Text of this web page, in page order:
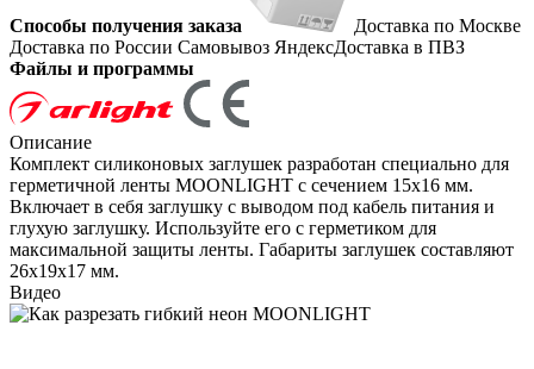
Способы получения заказа
Доставка по Москве
Доставка по России Самовывоз ЯндексДоставка в ПВЗ
Файлы и программы
Описание
Комплект силиконовых заглушек разработан специально для
герметичной ленты MOONLIGHT с сечением 15х16 мм.
Включает в себя заглушку с выводом под кабель питания и
глухую заглушку. Используйте его с герметиком для
максимальной защиты ленты. Габариты заглушек составляют
26x19x17 мм.
Видео